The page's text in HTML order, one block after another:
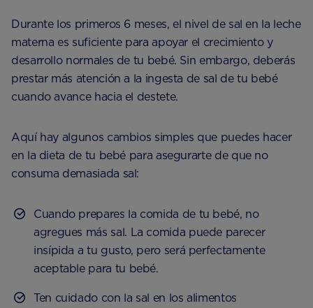
Durante los primeros 6 meses, el nivel de sal en la leche
materna es suficiente para apoyar el crecimiento y
desarrollo normales de tu bebé. Sin embargo, deberás
prestar más atención a la ingesta de sal de tu bebé
cuando avance hacia el destete.
Aquí hay algunos cambios simples que puedes hacer
en la dieta de tu bebé para asegurarte de que no
consuma demasiada sal:
Cuando prepares la comida de tu bebé, no
agregues más sal. La comida puede parecer
insípida a tu gusto, pero será perfectamente
aceptable para tu bebé.
Ten cuidado con la sal en los alimentos